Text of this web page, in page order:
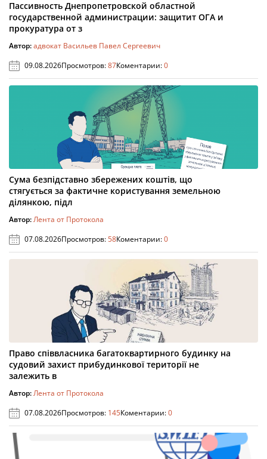
Пассивность Днепропетровской областной
государственной администрации: защитит ОГА и
прокуратура от з
Автор:адвокат Васильев Павел Сергеевич
09.08.2026Просмотров:87Коментарии:0
Сума безпідставно збережених коштів, що
стягується за фактичне користування земельною
ділянкою, підл
Автор:Лента от Протокола
07.08.2026Просмотров:58Коментарии:0
Право співвласника багатоквартирного будинку на
судовий захист прибудинкової території не
залежить в
Автор:Лента от Протокола
07.08.2026Просмотров: 145Коментарии:0